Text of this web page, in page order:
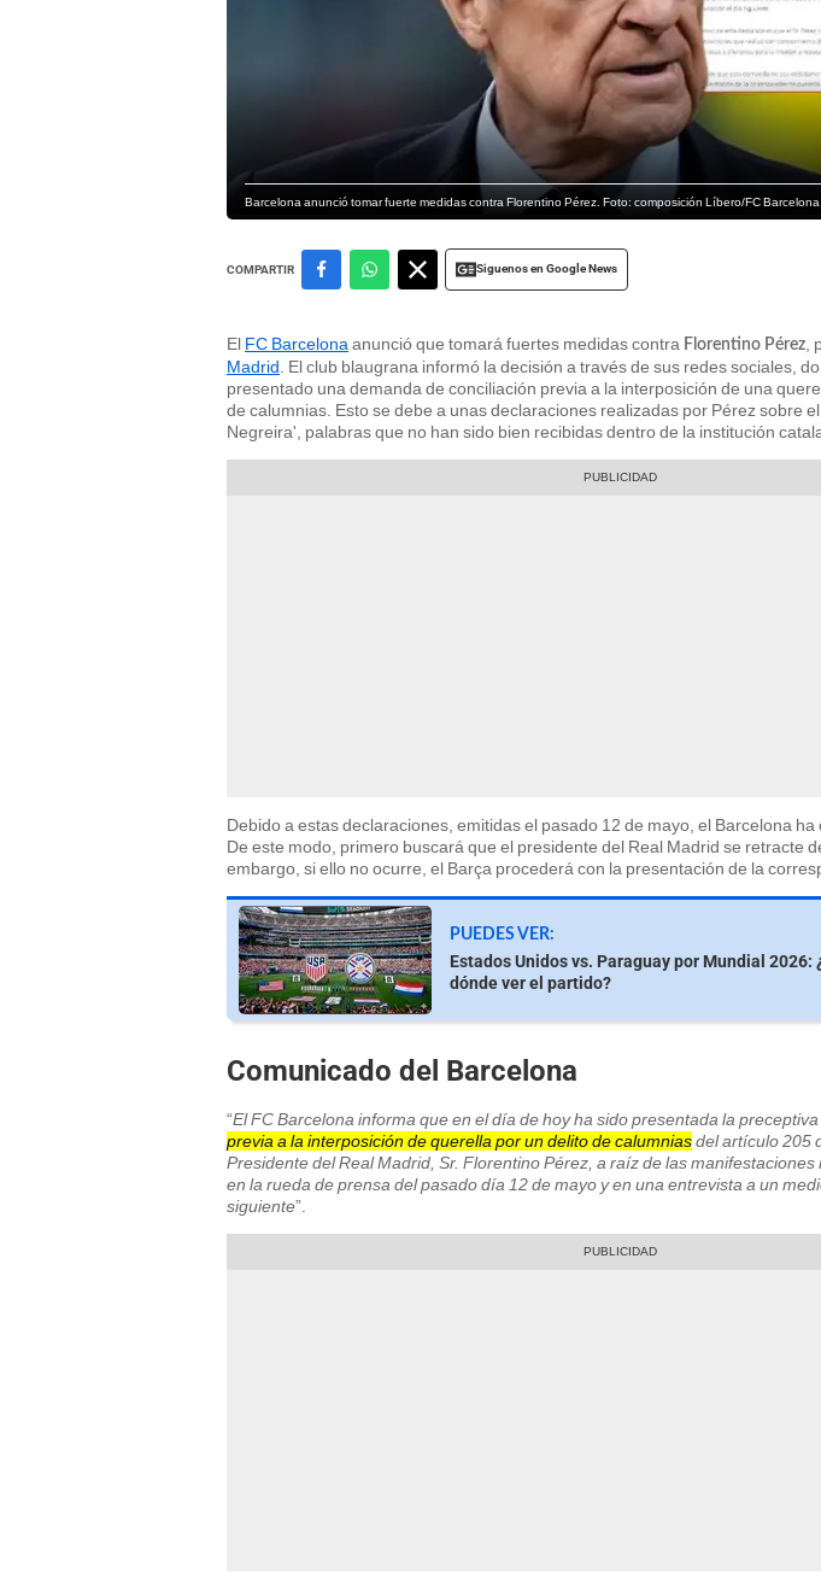
Barcelona anunció tomar fuerte medidas contra Florentino Pérez. Foto: composición Líbero/FC Barcelona
COMPARTIR Siguenos en Google News
El FC Barcelona anunció que tomará fuertes medidas contra Florentino Pérez
Madrid . El club blaugrana informó la decisión a través de sus redes sociales,
presentado una demanda de conciliación previa a la interposición de una
de calumnias. Esto se debe a unas declaraciones realizadas por Pérez sobre
Negreira', palabras que no han sido bien recibidas dentro de la institución
Debido a estas declaraciones, emitidas el pasado 12 de mayo, el Barcelona ha
De este modo, primero buscará que el presidente del Real Madrid se retracte
embargo, si ello no ocurre, el Barça procederá con la presentación de la
PUEDES VER:
Estados Unidos vs. Paraguay por Mundial 2026:
dónde ver el partido?
Comunicado del Barcelona
“El FC Barcelona informa que en el día de hoy ha sido presentada la preceptiva
previa a la interposición de querella por un delito de calumniasdel artículo 205
Presidente del Real Madrid, Sr. Florentino Pérez, a raíz de las
en la rueda de prensa del pasado día 12 de mayo y en una entrevista a un
siguiente”.